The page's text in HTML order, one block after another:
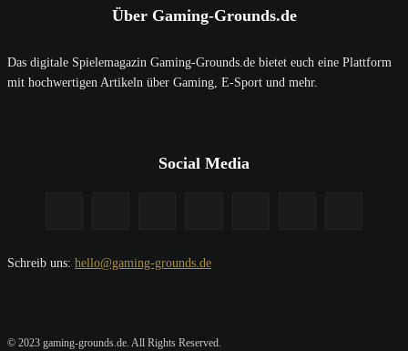
Über Gaming-Grounds.de
Das digitale Spielemagazin Gaming-Grounds.de bietet euch eine Plattform
mit hochwertigen Artikeln über Gaming, E-Sport und mehr.
Social Media
Schreib uns: hello@gaming-grounds.de
© 2023 gaming-grounds.de. All Rights Reserved.